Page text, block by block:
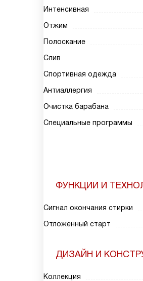
Интенсивная
Отжим
Полоскание
Слив
Спортивная одежда
Антиаллергия
Очистка барабана
Специальные программы
ФУНКЦИИ И
Сигнал окончания стирки
Отложенный старт
ДИЗАЙН И
Коллекция